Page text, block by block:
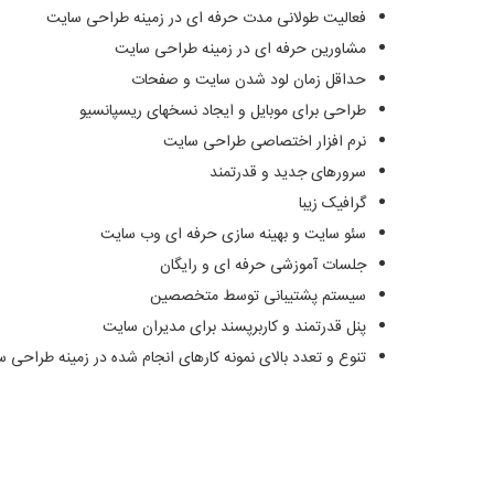
فعالیت طولانی مدت حرفه ای در زمینه طراحی سایت
مشاورین حرفه ای در زمینه طراحی سایت
حداقل زمان لود شدن سایت و صفحات
طراحی برای موبایل و ایجاد نسخهای ریسپانسیو
نرم افزار اختصاصی طراحی سایت
سرورهای جدید و قدرتمند
گرافیک زیبا
سئو سایت و بهینه سازی حرفه ای وب سایت
جلسات آموزشی حرفه ای و رایگان
سیستم پشتیبانی توسط متخصصین
پنل قدرتمند و کاربرپسند برای مدیران سایت
تنوع و تعدد بالای نمونه کارهای انجام شده در زمینه